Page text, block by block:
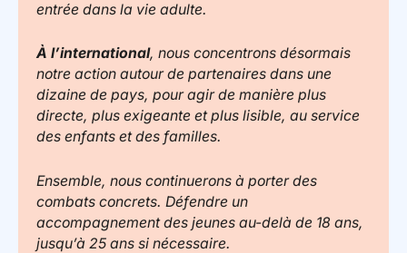
entrée dans la vie adulte.
À l’international, nous concentrons désormais
notre action autour de partenaires dans une
dizaine de pays, pour agir de manière plus
directe, plus exigeante et plus lisible, au service
des enfants et des familles.
Ensemble, nous continuerons à porter des
combats concrets. Défendre un
accompagnement des jeunes au-delà de 18 ans,
jusqu’à 25 ans si nécessaire.